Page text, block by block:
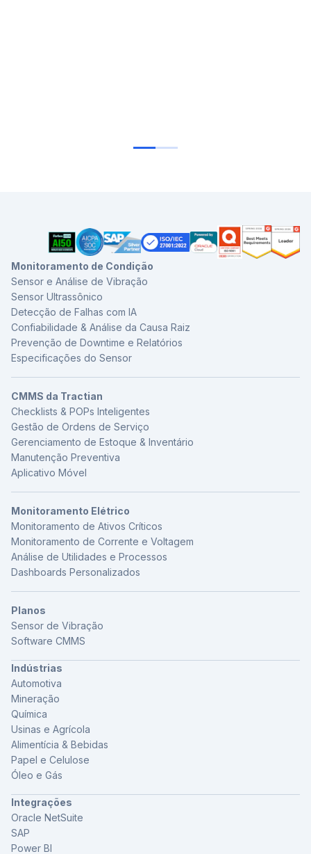
Monitoramento de Condição
Sensor e Análise de Vibração
Sensor Ultrassônico
Detecção de Falhas com IA
Confiabilidade & Análise da Causa Raiz
Prevenção de Downtime e Relatórios
Especificações do Sensor
CMMS da Tractian
Checklists & POPs Inteligentes
Gestão de Ordens de Serviço
Gerenciamento de Estoque & Inventário
Manutenção Preventiva
Aplicativo Móvel
Monitoramento Elétrico
Monitoramento de Ativos Críticos
Monitoramento de Corrente e Voltagem
Análise de Utilidades e Processos
Dashboards Personalizados
Planos
Sensor de Vibração
Software CMMS
Indústrias
Automotiva
Mineração
Química
Usinas e Agrícola
Alimentícia & Bebidas
Papel e Celulose
Óleo e Gás
Integrações
Oracle NetSuite
SAP
Power BI